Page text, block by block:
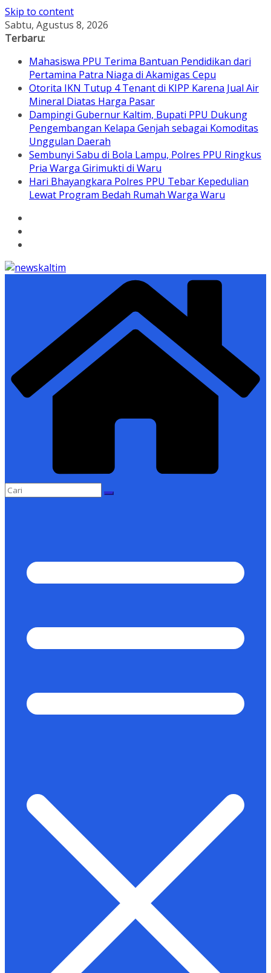
Skip to content
Sabtu, Agustus 8, 2026
Terbaru:
Mahasiswa PPU Terima Bantuan Pendidikan dari
Pertamina Patra Niaga di Akamigas Cepu
Otorita IKN Tutup 4 Tenant di KIPP Karena Jual Air
Mineral Diatas Harga Pasar
Dampingi Gubernur Kaltim, Bupati PPU Dukung
Pengembangan Kelapa Genjah sebagai Komoditas
Unggulan Daerah
Sembunyi Sabu di Bola Lampu, Polres PPU Ringkus
Pria Warga Girimukti di Waru
Hari Bhayangkara Polres PPU Tebar Kepedulian
Lewat Program Bedah Rumah Warga Waru